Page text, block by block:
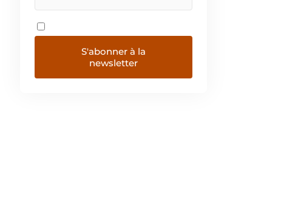
S'abonner à la
newsletter